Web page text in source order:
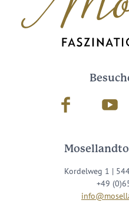
Facebook
Kordelweg 1 |
+49